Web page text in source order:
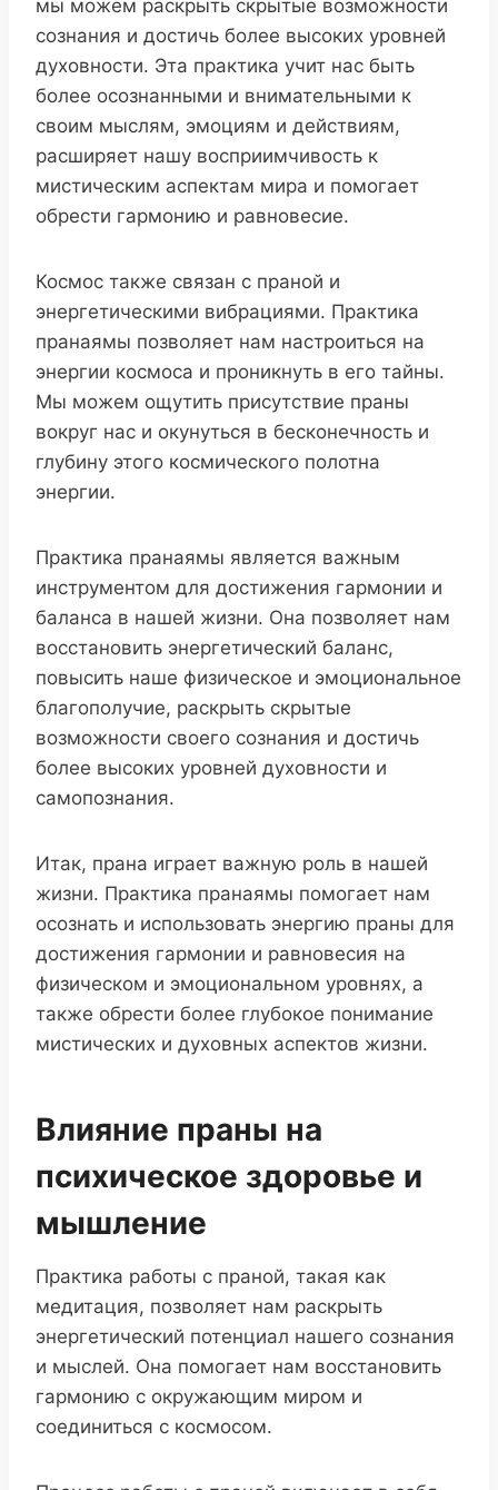
мы можем раскрыть скрытые возможности
сознания и достичь более высоких уровней
духовности. Эта практика учит нас быть
более осознанными и внимательными к
своим мыслям, эмоциям и действиям,
расширяет нашу восприимчивость к
мистическим аспектам мира и помогает
обрести гармонию и равновесие.
Космос также связан с праной и
энергетическими вибрациями. Практика
пранаямы позволяет нам настроиться на
энергии космоса и проникнуть в его тайны.
Мы можем ощутить присутствие праны
вокруг нас и окунуться в бесконечность и
глубину этого космического полотна
энергии.
Практика пранаямы является важным
инструментом для достижения гармонии и
баланса в нашей жизни. Она позволяет нам
восстановить энергетический баланс,
повысить наше физическое и эмоциональное
благополучие, раскрыть скрытые
возможности своего сознания и достичь
более высоких уровней духовности и
самопознания.
Итак, прана играет важную роль в нашей
жизни. Практика пранаямы помогает нам
осознать и использовать энергию праны для
достижения гармонии и равновесия на
физическом и эмоциональном уровнях, а
также обрести более глубокое понимание
мистических и духовных аспектов жизни.
Влияние праны на
психическое здоровье и
мышление
Практика работы с праной, такая как
медитация, позволяет нам раскрыть
энергетический потенциал нашего сознания
и мыслей. Она помогает нам восстановить
гармонию с окружающим миром и
соединиться с космосом.